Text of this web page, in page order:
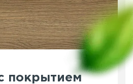
покрытием